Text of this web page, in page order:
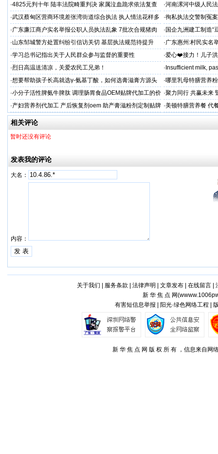
后拒不纠错
呼吁督办纠偏
·4825元判十年 陆丰法院畸重判决 家属泣血跪求依法复查 ·河南漯河中级人民
·武汉蔡甸区营商环境差张湾街道综合执法 执人情法花样多
沦为恶意竞争的工具
·徇私执法交警制冤
控还我清白
·广东廉江商户实名举报公职人员执法乱象 7批次合规猪肉
遭违法查扣 市场垄断与利益输送疑云重重
· 国企九洲建工制造“
空文
·山东邹城警方处置纠纷引信访关切 基层执法规范待提升 ·广东惠州:村民实名
平兜底？
·学习总书记指出关于人民群众参与监督的重要性 ·爱心❤️接力！儿子
家庭，恳请好心人帮
·烈日高温送清凉，关爱农民工兄弟！ · Insufficient milk,
·想要帮助孩子长高就选γ-氨基丁酸，如何选膏滋膏方源头
工厂？
·哪里乳母特膳营养
·小分子活性脾氨牛脾肽 调理肠胃食品OEM贴牌代加工的价
格
·聚力同行 共赢未来
·产妇营养剂代加工 产后恢复剂oem 助产膏滋粉剂定制贴牌
厂
·美顿特膳营养餐 代
家
相关评论
暂时还没有评论
发表我的评论
大名：
内容：
关于我们 服务条款 法律声明 文章发布| 在线留言|
新 华 焦 点 网(
有害短信息举报 | 阳光·绿色网络工程 |
新 华 焦 点 网 版 权 所 有 ，信息来自网